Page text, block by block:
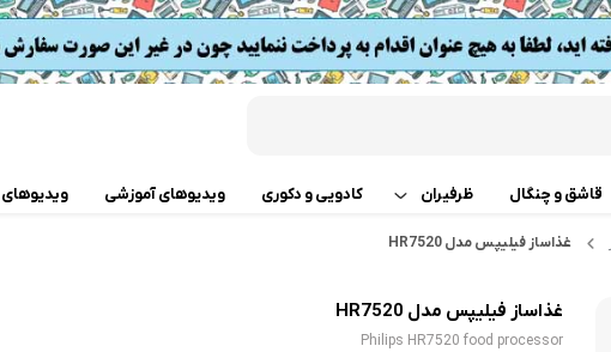
قاشق و چنگال ظرفیران
تابه دو دسته
کادویی و دکوری ویدیوهای آموزشی
غذاساز فیلیپس مدل HR7520
غذاساز فیلیپس مدل HR7520
Philips HR7520 food processor